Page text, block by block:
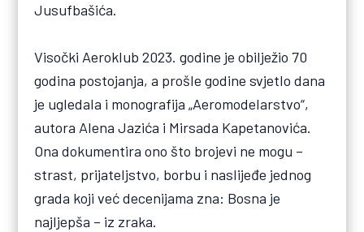
Jusufbašića.
Visočki Aeroklub 2023. godine je obilježio 70
godina postojanja, a prošle godine svjetlo dana
je ugledala i monografija „Aeromodelarstvo“,
autora Alena Jazića i Mirsada Kapetanovića.
Ona dokumentira ono što brojevi ne mogu –
strast, prijateljstvo, borbu i naslijeđe jednog
grada koji već decenijama zna: Bosna je
najljepša – iz zraka.